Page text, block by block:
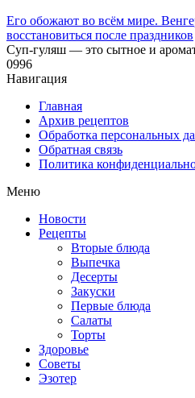
Его обожают во всём мире.
восстановиться после праздников
Суп-гуляш — это сытное и
0996
Навигация
Главная
Архив рецептов
Обработка персональных
Обратная связь
Политика
Меню
Новости
Рецепты
Вторые блюда
Выпечка
Десерты
Закуски
Первые блюда
Салаты
Торты
Здоровье
Советы
Эзотер